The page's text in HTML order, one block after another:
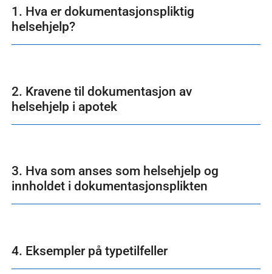
1. Hva er dokumentasjonspliktig
helsehjelp?
2. Kravene til dokumentasjon av
helsehjelp i apotek
3. Hva som anses som helsehjelp og
innholdet i dokumentasjonsplikten
4. Eksempler på typetilfeller